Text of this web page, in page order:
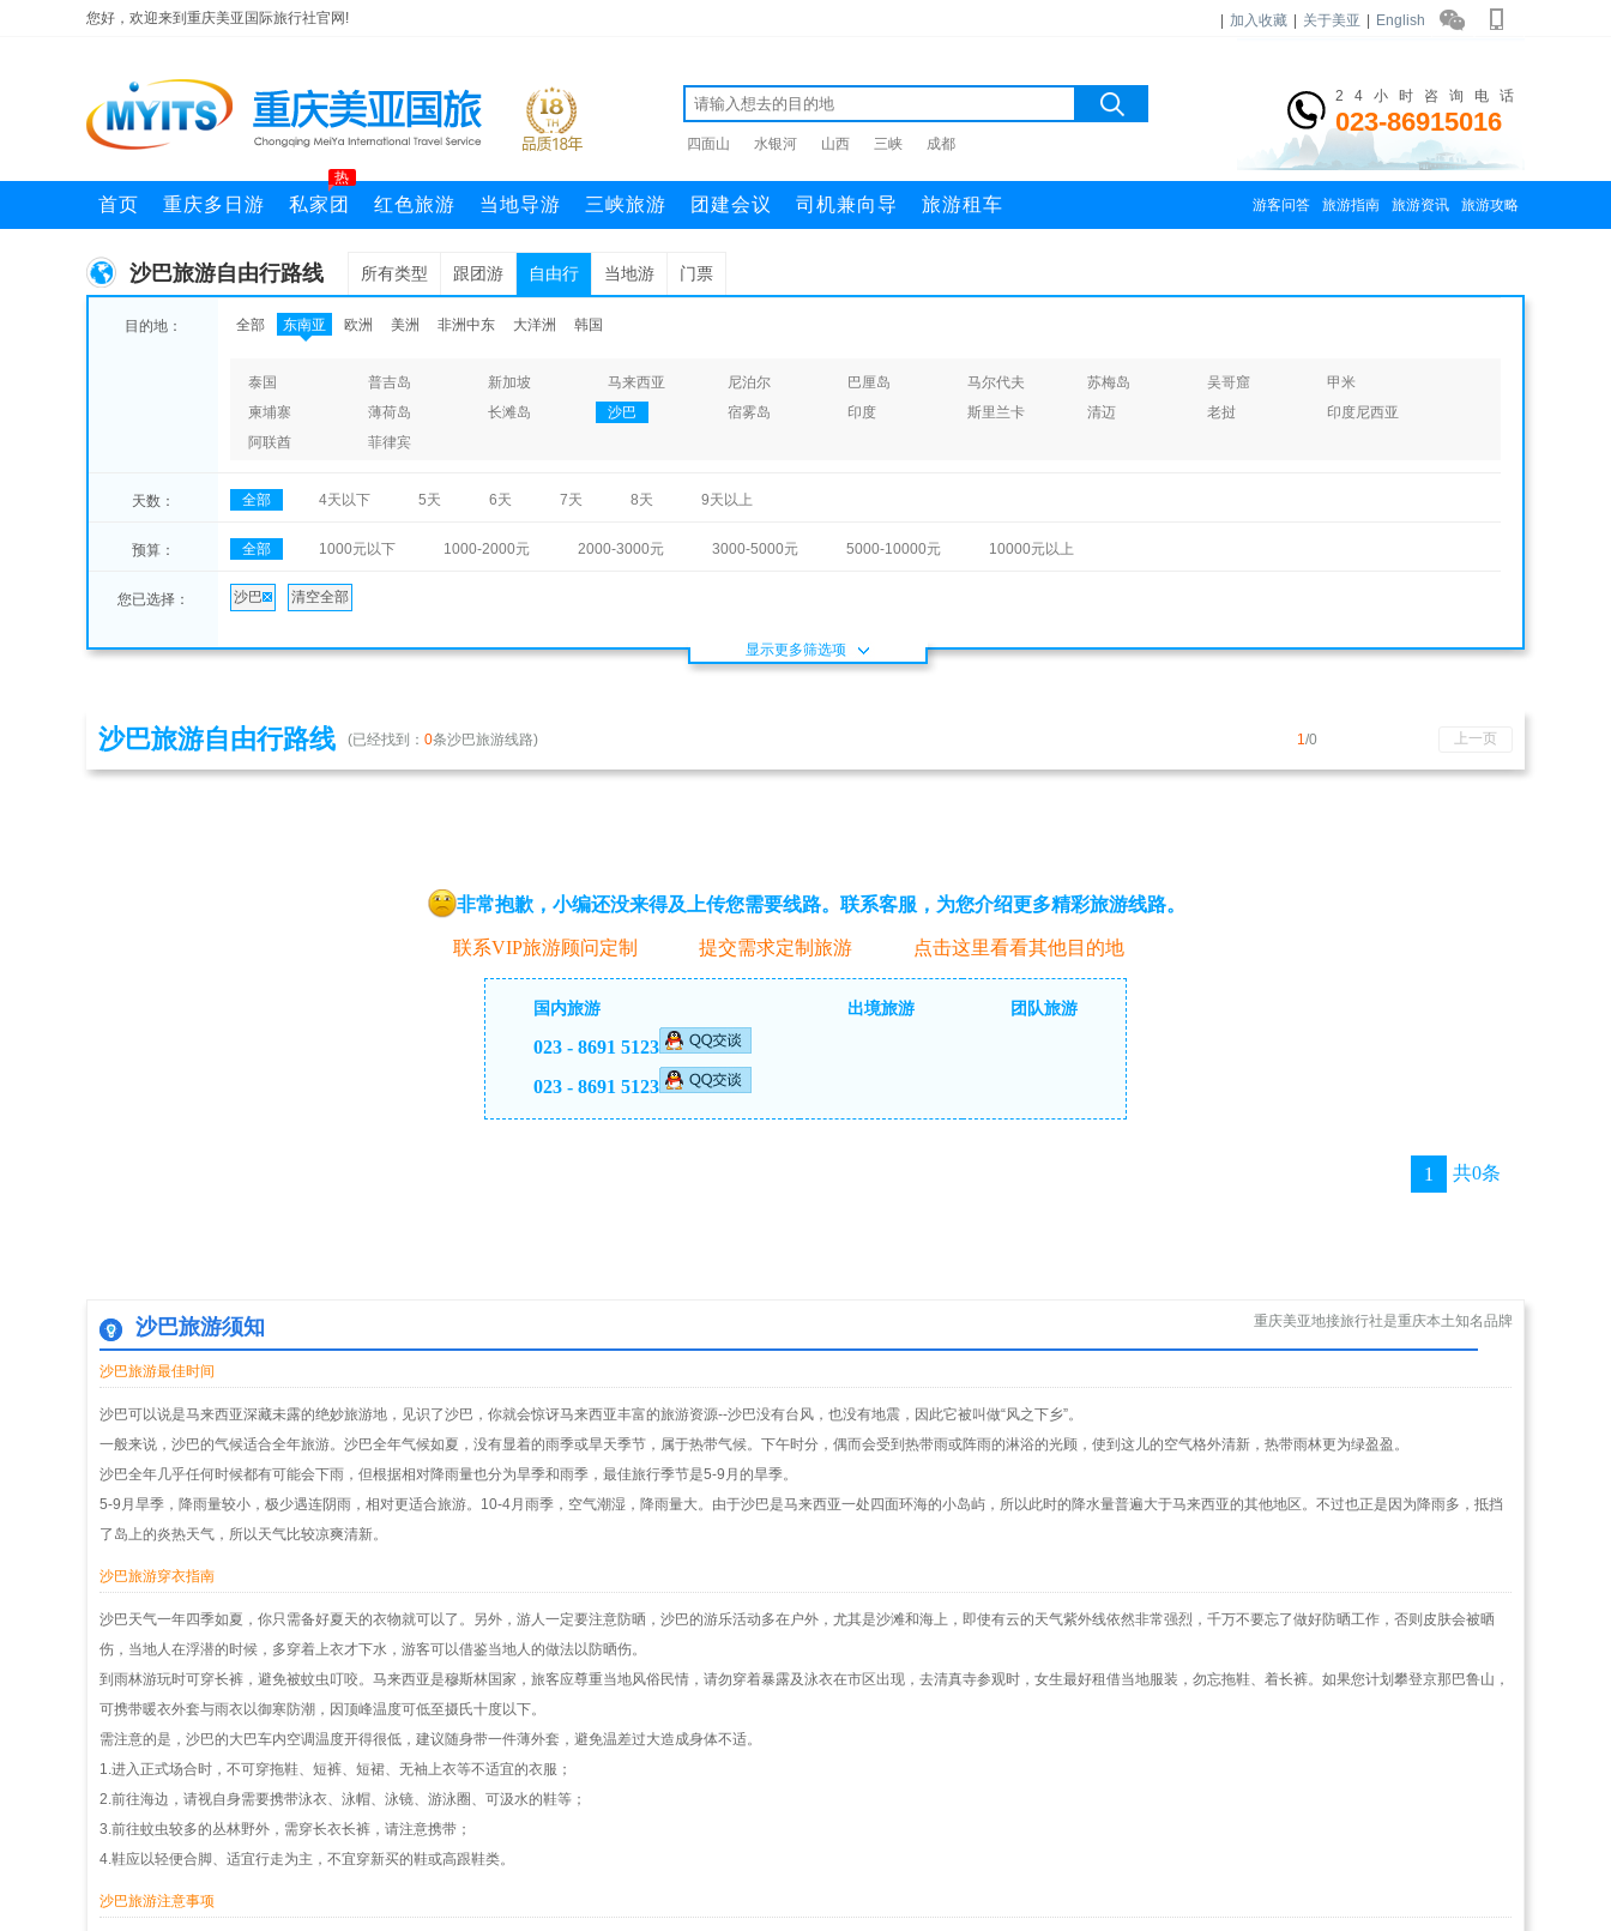
您好，欢迎来到重庆美亚国际旅行社官网! 加入收藏 关于美亚 English
四面山 水银河 山西 三峡 成都
24小时咨询电话
023-86915016
首页 重庆多日游 私家团
热
红色旅游 当地导游 三峡旅游 团建会议 司机兼向导 旅游租车 游客问答 旅游指南 旅游资讯 旅游攻略
沙巴旅游自由行路线 所有类型 跟团游 自由行 当地游 门票
目的地： 全部 东南亚 欧洲 美洲 非洲中东 大洋洲 韩国
泰国 普吉岛 新加坡 马来西亚 尼泊尔 巴厘岛 马尔代夫 苏梅岛 吴哥窟
甲米
柬埔寨
薄荷岛 长滩岛 沙巴 宿雾岛 印度 斯里兰卡 清迈 老挝
印度尼西亚
阿联酋
菲律宾
天数： 全部 4天以下 5天 6天 7天 8天 9天以上
预算： 全部 1000元以下 1000-2000元 2000-3000元 3000-5000元 5000-10000元 10000元以上
您已选择： 沙巴 清空全部
显示更多筛选项
沙巴旅游自由行路线 (已经找到： 0条沙巴旅游线路) 1/0 上一页
非常抱歉，小编还没来得及上传您需要线路。联系客服，为您介绍更多精彩旅游线路。
联系VIP旅游顾问定制 提交需求定制旅游 点击这里看看其他目的地
国内旅游
023 - 8691 5123
023 - 8691 5123
出境旅游 团队旅游
共0条
1
重庆美亚地接旅行社是重庆本土知名品牌
沙巴旅游须知
沙巴旅游最佳时间
沙巴可以说是马来西亚深藏未露的绝妙旅游地，见识了沙巴，你就会惊讶马来西亚丰富的旅游资源--沙巴没有台风，也没有地震，因此它被叫做“风之下乡”。
一般来说，沙巴的气候适合全年旅游。沙巴全年气候如夏，没有显着的雨季或旱天季节，属于热带气候。下午时分，偶而会受到热带雨或阵雨的淋浴的光顾，使到这儿的空气格外清新，热带雨林更为绿盈盈。
沙巴全年几乎任何时候都有可能会下雨，但根据相对降雨量也分为旱季和雨季，最佳旅行季节是5-9月的旱季。
5-9月旱季，降雨量较小，极少遇连阴雨，相对更适合旅游。10-4月雨季，空气潮湿，降雨量大。由于沙巴是马来西亚一处四面环海的小岛屿，所以此时的降水量普遍大于马来西亚的其他地区。不过也正是因为降雨多，抵挡
了岛上的炎热天气，所以天气比较凉爽清新。
沙巴旅游穿衣指南
沙巴天气一年四季如夏，你只需备好夏天的衣物就可以了。另外，游人一定要注意防晒，沙巴的游乐活动多在户外，尤其是沙滩和海上，即使有云的天气紫外线依然非常强烈，千万不要忘了做好防晒工作，否则皮肤会被晒
伤，当地人在浮潜的时候，多穿着上衣才下水，游客可以借鉴当地人的做法以防晒伤。
到雨林游玩时可穿长裤，避免被蚊虫叮咬。马来西亚是穆斯林国家，旅客应尊重当地风俗民情，请勿穿着暴露及泳衣在市区出现，去清真寺参观时，女生最好租借当地服装，勿忘拖鞋、着长裤。如果您计划攀登京那巴鲁山，
可携带暖衣外套与雨衣以御寒防潮，因顶峰温度可低至摄氏十度以下。
需注意的是，沙巴的大巴车内空调温度开得很低，建议随身带一件薄外套，避免温差过大造成身体不适。
1.进入正式场合时，不可穿拖鞋、短裤、短裙、无袖上衣等不适宜的衣服；
2.前往海边，请视自身需要携带泳衣、泳帽、泳镜、游泳圈、可汲水的鞋等；
3.前往蚊虫较多的丛林野外，需穿长衣长裤，请注意携带；
4.鞋应以轻便合脚、适宜行走为主，不宜穿新买的鞋或高跟鞋类。
沙巴旅游注意事项